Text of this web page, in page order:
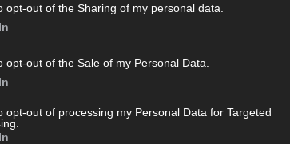
opt-out of the Sharing of my personal data.
opt-out of the Sale of my Personal Data.
opt-out of processing my Personal Data for Targeted
nicht. Solange Bundesregierung und Länder keine
ein leeres Versprechen – und das Problem ungelöst.
bäuerliche Betriebe erhalten will, brauchtehrliche